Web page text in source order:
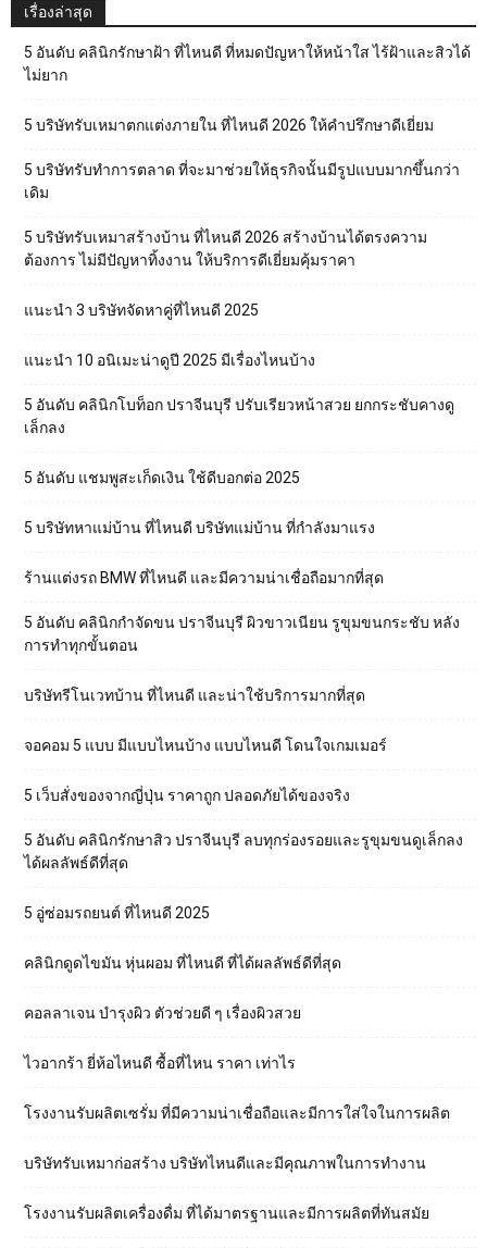
เรื่องล่าสุด
5 อันดับ คลินิกรักษาฝ้า ที่ไหนดี ที่หมดปัญหาให้หน้าใส ไร้ฝ้าและสิวได้
ไม่ยาก
5 บริษัทรับเหมาตกแต่งภายใน ที่ไหนดี 2026 ให้คำปรึกษาดีเยี่ยม
5 บริษัทรับทำการตลาด ที่จะมาช่วยให้ธุรกิจนั้นมีรูปแบบมากขึ้นกว่า
เดิม
5 บริษัทรับเหมาสร้างบ้าน ที่ไหนดี 2026 สร้างบ้านได้ตรงความ
ต้องการ ไม่มีปัญหาทิ้งงาน ให้บริการดีเยี่ยมคุ้มราคา
แนะนำ 3 บริษัทจัดหาคู่ที่ไหนดี 2025
แนะนำ 10 อนิเมะน่าดูปี 2025 มีเรื่องไหนบ้าง
5 อันดับ คลินิกโบท็อก ปราจีนบุรี ปรับเรียวหน้าสวย ยกกระชับคางดู
เล็กลง
5 อันดับ แชมพูสะเก็ดเงิน ใช้ดีบอกต่อ 2025
5 บริษัทหาแม่บ้าน ที่ไหนดี บริษัทแม่บ้าน ที่กำลังมาแรง
ร้านแต่งรถ BMW ที่ไหนดี และมีความน่าเชื่อถือมากที่สุด
5 อันดับ คลินิกกำจัดขน ปราจีนบุรี ผิวขาวเนียน รูขุมขนกระชับ หลัง
การทำทุกขั้นตอน
บริษัทรีโนเวทบ้าน ที่ไหนดี และน่าใช้บริการมากที่สุด
จอคอม 5 แบบ มีแบบไหนบ้าง แบบไหนดี โดนใจเกมเมอร์
5 เว็บสั่งของจากญี่ปุ่น ราคาถูก ปลอดภัยได้ของจริง
5 อันดับ คลินิกรักษาสิว ปราจีนบุรี ลบทุกร่องรอยและรูขุมขนดูเล็กลง
ได้ผลลัพธ์ดีที่สุด
5 อู่ซ่อมรถยนต์ ที่ไหนดี 2025
คลินิกดูดไขมัน หุ่นผอม ที่ไหนดี ที่ได้ผลลัพธ์ดีที่สุด
คอลลาเจน บำรุงผิว ตัวช่วยดี ๆ เรื่องผิวสวย
ไวอากร้า ยี่ห้อไหนดี ซื้อที่ไหน ราคา เท่าไร
โรงงานรับผลิตเซรั่ม ที่มีความน่าเชื่อถือและมีการใส่ใจในการผลิต
บริษัทรับเหมาก่อสร้าง บริษัทไหนดีและมีคุณภาพในการทำงาน
โรงงานรับผลิตเครื่องดื่ม ที่ได้มาตรฐานและมีการผลิตที่ทันสมัย